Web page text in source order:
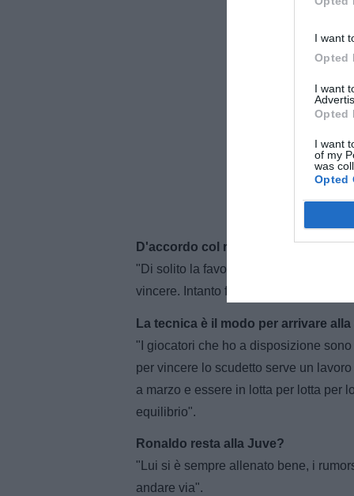
I want
Opted
I want
Opted
I want
of my
was
Opted
D'accordo col ruolo di favorita della
"Di solito la favorita è quella che ha
vincere. Intanto facciamo un passo
La tecnica è il modo per arrivare
"I giocatori che ho a disposizione
per vincere lo scudetto serve un
a marzo e essere in lotta per lotta per
equilibrio".
Ronaldo resta alla Juve?
"Lui si è sempre allenato bene, i
andare via".